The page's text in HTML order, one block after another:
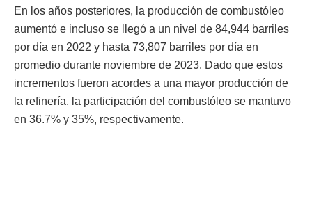
En los años posteriores, la producción de combustóleo
aumentó e incluso se llegó a un nivel de 84,944 barriles
por día en 2022 y hasta 73,807 barriles por día en
promedio durante noviembre de 2023. Dado que estos
incrementos fueron acordes a una mayor producción de
la refinería, la participación del combustóleo se mantuvo
en 36.7% y 35%, respectivamente.